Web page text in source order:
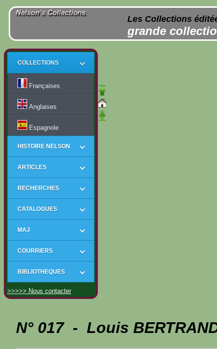
Les Collections
grande
COLLECTIONS
Françaises
Anglaises
Espagnole
HISTOIRE NELSON
ARTICLES
RECHERCHES
CATALOGUES
MAJ
COURRIERS
BIBLIOTHEQUES
>>>>> Nous contacter
N° 017 - Louis